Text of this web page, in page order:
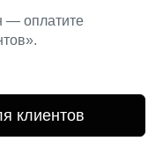
— оплатите
клиентов